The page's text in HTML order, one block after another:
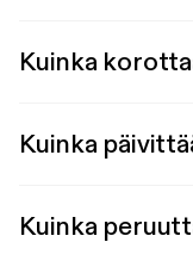
Kuinka
Kuinka
Kuinka